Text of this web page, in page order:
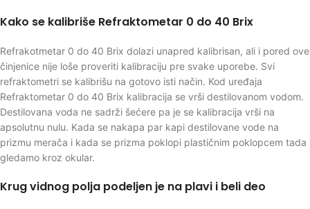
Kako se kalibriše Refraktometar 0 do 40 Brix
Refrakotmetar 0 do 40 Brix dolazi unapred kalibrisan, ali i pored ove
činjenice nije loše proveriti kalibraciju pre svake uporebe. Svi
refraktometri se kalibrišu na gotovo isti način. Kod uređaja
Refraktometar 0 do 40 Brix kalibracija se vrši destilovanom vodom.
Destilovana voda ne sadrži šećere pa je se kalibracija vrši na
apsolutnu nulu. Kada se nakapa par kapi destilovane vode na
prizmu merača i kada se prizma poklopi plastičnim poklopcem tada
gledamo kroz okular.
Krug vidnog polja podeljen je na plavi i beli deo